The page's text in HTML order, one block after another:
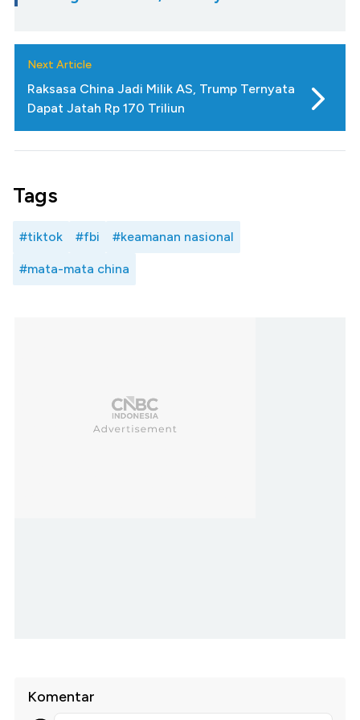
Next Article
Raksasa China Jadi Milik AS, Trump Ternyata
Dapat Jatah Rp 170 Triliun
Tags
#tiktok #fbi #keamanan nasional
#mata-mata china
Komentar